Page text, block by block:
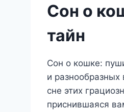
Сон о
тайн
Сон о кошке:
и
сне этих
приснившаяся